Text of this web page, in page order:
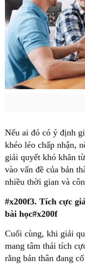
khéo léo chấp nhận,
giải quyết khó khăn
vào vấn đề của bản
#x200f3. Tích cực
bài học#x200f
mang tâm thái tích
rằng bản thân đang